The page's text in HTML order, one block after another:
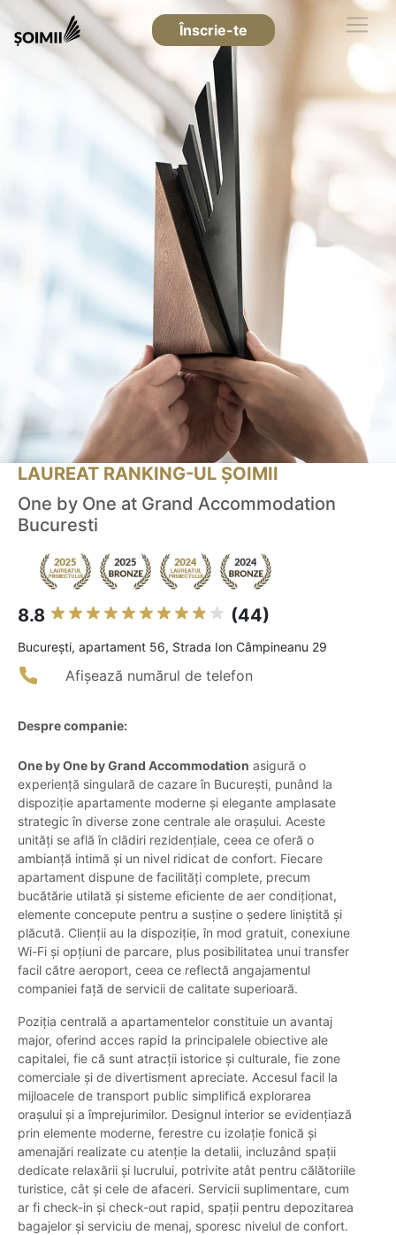
Înscrie-te
LAUREAT RANKING-UL ȘOIMII
One by One at Grand Accommodation
Bucuresti
8.8 (44)
Bucureşti, apartament 56, Strada Ion Câmpineanu 29
Afișează numărul de telefon
Despre companie:
One by One by Grand Accommodation asigură o
experiență singulară de cazare în București, punând la
dispoziție apartamente moderne și elegante amplasate
strategic în diverse zone centrale ale orașului. Aceste
unități se află în clădiri rezidențiale, ceea ce oferă o
ambianță intimă și un nivel ridicat de confort. Fiecare
apartament dispune de facilități complete, precum
bucătărie utilată și sisteme eficiente de aer condiționat,
elemente concepute pentru a susține o ședere liniștită și
plăcută. Clienții au la dispoziție, în mod gratuit, conexiune
Wi-Fi și opțiuni de parcare, plus posibilitatea unui transfer
facil către aeroport, ceea ce reflectă angajamentul
companiei față de servicii de calitate superioară.
Poziția centrală a apartamentelor constituie un avantaj
major, oferind acces rapid la principalele obiective ale
capitalei, fie că sunt atracții istorice și culturale, fie zone
comerciale și de divertisment apreciate. Accesul facil la
mijloacele de transport public simplifică explorarea
orașului și a împrejurimilor. Designul interior se evidențiază
prin elemente moderne, ferestre cu izolație fonică și
amenajări realizate cu atenție la detalii, incluzând spații
dedicate relaxării și lucrului, potrivite atât pentru călătoriile
turistice, cât și cele de afaceri. Servicii suplimentare, cum
ar fi check-in și check-out rapid, spații pentru depozitarea
bagajelor și serviciu de menaj, sporesc nivelul de confort.